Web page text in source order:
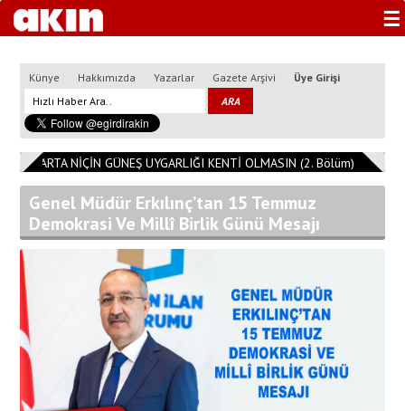
☰
Künye Hakkımızda Yazarlar Gazete Arşivi Üye Girişi
ISPARTA NİÇİN GÜNEŞ UYGARLIĞI KENTİ OLMASIN (2. Bölüm)
Genel Müdür Erkılınç’tan 15 Temmuz
Demokrasi Ve Millî Birlik Günü Mesajı